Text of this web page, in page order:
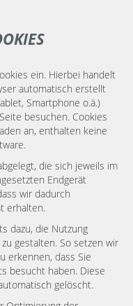
ein. Hierbei handelt
automatisch erstellt
Smartphone o.ä.)
besuchen. Cookies
an, enthalten keine
die sich jeweils im
Endgerät
wir dadurch
erhalten.
dazu, die Nutzung
gestalten. So setzen wir
erkennen, dass Sie
besucht haben. Diese
gelöscht.